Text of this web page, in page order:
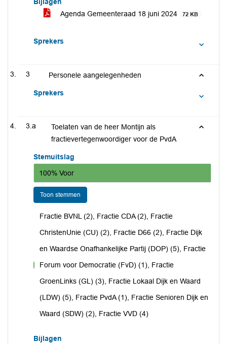
Agenda Gemeenteraad 18 juni 2024
72 KB
Sprekers
3 Personele aangelegenheden
Sprekers
3.a
Toelaten van de heer Montijn als
fractievertegenwoordiger voor de PvdA
Stemuitslag
100% Voor
Toon stemmen
Fractie BVNL (2), Fractie CDA (2), Fractie
ChristenUnie (CU) (2), Fractie D66 (2), Fractie Dijk
en Waardse Onafhankelijke Partij (DOP) (5), Fractie
Forum voor Democratie (FvD) (1), Fractie
GroenLinks (GL) (3), Fractie Lokaal Dijk en Waard
(LDW) (5), Fractie PvdA (1), Fractie Senioren Dijk en
Waard (SDW) (2), Fractie VVD (4)
Bijlagen